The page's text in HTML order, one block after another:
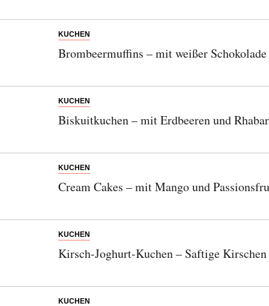
KUCHEN
Brombeermuffins – mit weißer
KUCHEN
Biskuitkuchen – mit Erdbeeren und
KUCHEN
Cream Cakes – mit Mango und
KUCHEN
Kirsch-Joghurt-Kuchen – Saftige
KUCHEN